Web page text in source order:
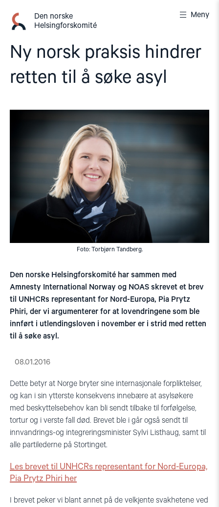
innhold
Den norske
Helsingforskomité
Meny
Ny norsk praksis hindrer
retten til å søke asyl
Foto: Torbjørn Tandberg.
Den norske Helsingforskomité har sammen med
Amnesty International Norway og NOAS skrevet et brev
til UNHCRs representant for Nord-Europa, Pia Prytz
Phiri, der vi argumenterer for at lovendringene som ble
innført i utlendingsloven i november er i strid med retten
til å søke asyl.
08.01.2016
Dette betyr at Norge bryter sine internasjonale forpliktelser,
og kan i sin ytterste konsekvens innebære at asylsøkere
med beskyttelsebehov kan bli sendt tilbake til forfølgelse,
tortur og i verste fall død. Brevet ble i går også sendt til
innvandrings-og integreringsminister Sylvi Listhaug, samt til
alle partilederne på Stortinget.
Les brevet til UNHCRs representant for Nord-Europa,
Pia Prytz Phiri her
I brevet peker vi blant annet på de velkjente svakhetene ved